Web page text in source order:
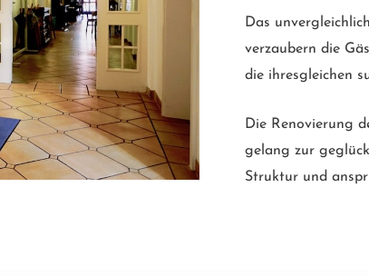
Das
verzaubern die
die ihresgleichen
Die Renovierung
gelang zur
Struktur und